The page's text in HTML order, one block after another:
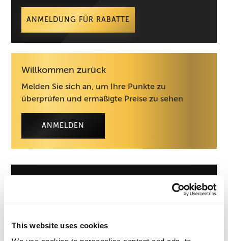
This website uses cookies
ANMELDUNG FÜR RABATTE
Willkommen zurück
Melden Sie sich an, um Ihre Punkte zu
überprüfen und ermäßigte Preise zu sehen
ANMELDEN
Vorteile genießen?